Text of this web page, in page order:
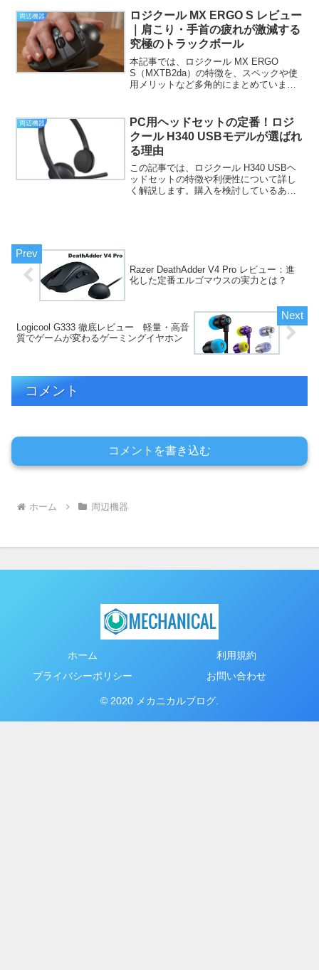
プロゲーマーからカジュアルゲーマーま
で幅広く注...
周辺機器
ロジクール MX ERGO S レビュー
｜肩こり・手首の疲れが激減する
究極のトラックボール
本記事では、ロジクール MX ERGO
S（MXTB2da）の特徴を、スペックや使
用メリットなど多角的にまとめていま
製品概要ロジクール MX ERGO
S（MXTB2d...
周辺機器
PC用ヘッドセットの定番！ロジ
クール H340 USBモデルが選ばれ
る理由
この記事では、ロジクール H340 USBヘ
ッドセットの特徴や利便性について詳し
く解説します。購入を検討しているあな
Razer DeathAdder V4 Pro レビュー：進
化した定番エルゴマウスの実力とは？
Logicool G333 徹底レビュー 軽量・高音
質でゲームが変わるゲーミングイヤホン
コメント
コメントを書き込む
ホーム 周辺機器
ホーム
利用規約
プライバシーポリシー
お問い合わせ
© 2020 メカニカルブログ.